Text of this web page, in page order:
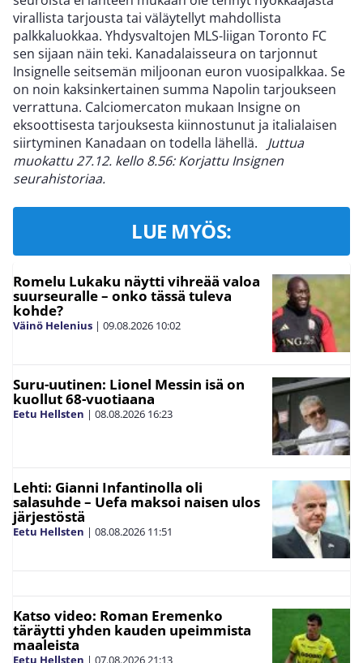
virallista tarjousta tai väläytellyt mahdollista
palkkaluokkaa. Yhdysvaltojen MLS-liigan Toronto FC
sen sijaan näin teki. Kanadalaisseura on tarjonnut
Insignelle seitsemän miljoonan euron vuosipalkkaa. Se
on noin kaksinkertainen summa Napolin tarjoukseen
verrattuna. Calciomercaton mukaan Insigne on
eksoottisesta tarjouksesta kiinnostunut ja italialaisen
siirtyminen Kanadaan on todella lähellä. Juttua
muokattu 27.12. kello 8.56: Korjattu Insignen
seurahistoriaa.
LUE MYÖS:
Romelu Lukaku näytti vihreää valoa
suurseuralle – onko tässä tuleva
kohde?
Väinö Helenius | 09.08.2026 10:02
Suru-uutinen: Lionel Messin isä on
kuollut 68-vuotiaana
Eetu Hellsten | 08.08.2026 16:23
Lehti: Gianni Infantinolla oli
salasuhde – Uefa maksoi naisen ulos
järjestöstä
Eetu Hellsten | 08.08.2026 11:51
Katso video: Roman Eremenko
täräytti yhden kauden upeimmista
maaleista
Eetu Hellsten | 07.08.2026 21:13